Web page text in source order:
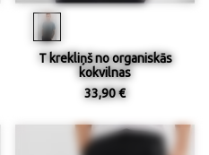
T krekliņš no organiskās
kokvilnas
33,90 €